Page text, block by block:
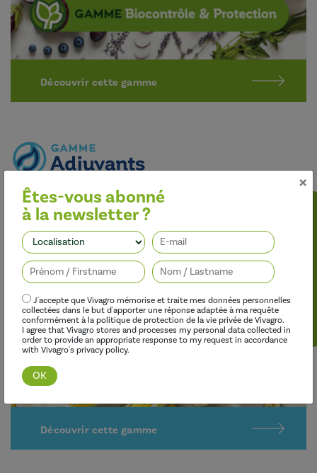
Découvrir cette gamme
Optimiser l’efficacité des traitements
Nos adjuvants permettent d’améliorer l’efficacité des
herbicides, des fongicides, des insecticides et des régulateurs de
croissance, tout en limitant leur impact sur l’environnement.
Découvrir cette gamme
×
Êtes-vous abonné
à la newsletter ?
J'accepte que Vivagro mémorise et traite mes données personnelles
collectées dans le but d'apporter une réponse adaptée à ma requête
conformément à la politique de protection de la vie privée de Vivagro.
I agree that Vivagro stores and processes my personal data collected in
order to provide an appropriate response to my request in accordance
with Vivagro's privacy policy.